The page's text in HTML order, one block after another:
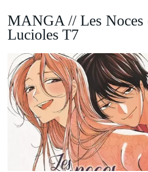
MANGA // Les Noces
Lucioles T7